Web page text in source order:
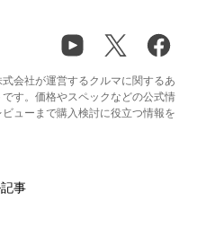
会社が運営するクルマに関するあ
す。価格やスペックなどの公式情
ューまで購入検討に役立つ情報を
事